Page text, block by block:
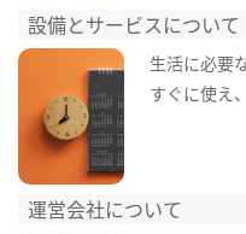
設備とサービスについて
生活に必要
すぐに使え
運営会社について